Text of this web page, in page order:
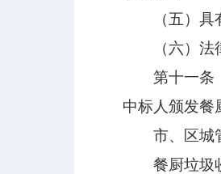
（五）具有
（六）法律
第十一条 市
中标人颁发餐
市、区城管
餐厨垃圾收